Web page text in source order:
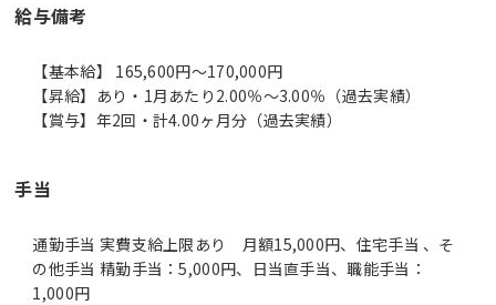
給与備考
【基本給】 165,600円～170,000円
【昇給】あり・1月あたり2.00％～3.00％（過去実績）
【賞与】年2回・計4.00ヶ月分（過去実績）
手当
通勤手当 実費支給上限あり 月額15,000円、住宅手当 、そ
の他手当 精勤手当：5,000円、日当直手当、職能手当：
1,000円